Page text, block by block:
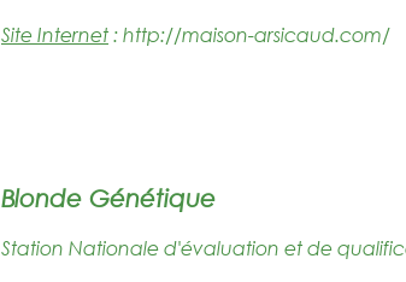
Site Internet : http://maison-arsicaud.com/
Blonde Génétique
Station Nationale d'évaluation et de